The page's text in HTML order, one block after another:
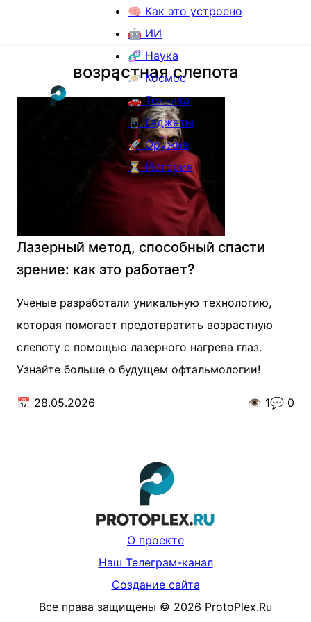
🧠 Как это устроено
🤖 ИИ
🧬 Наука
🪐 Космос
🚗 Техника
📱 Гаджеты
🚀 Оружие
⏳ История
возрастная слепота
Лазерный метод, способный спасти
зрение: как это работает?
Ученые разработали уникальную технологию,
которая помогает предотвратить возрастную
слепоту с помощью лазерного нагрева глаз.
Узнайте больше о будущем офтальмологии!
📅 28.05.2026 👁️ 1💬 0
О проекте
Наш Телеграм-канал
Создание сайта
Все права защищены © 2026 ProtoPlex.Ru